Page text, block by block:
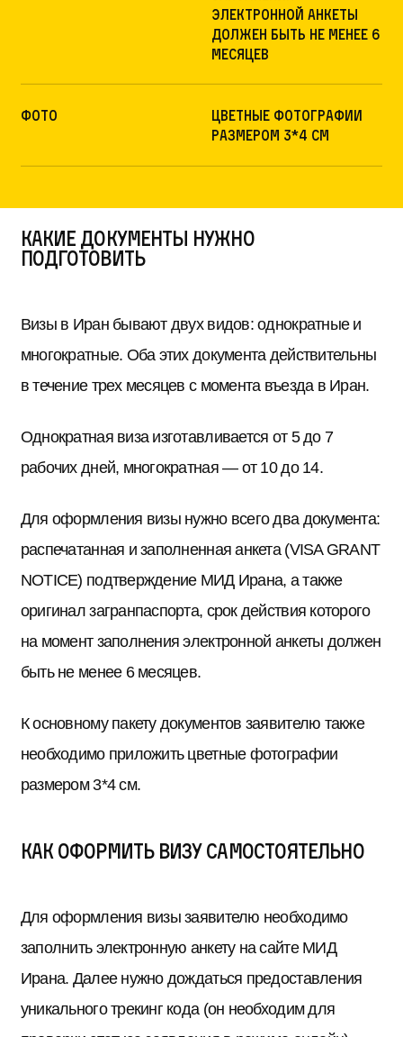
электронной анкеты
должен быть не менее 6
месяцев
Фото
Цветные фотографии
размером 3*4 см
Какие документы нужно
подготовить
Визы в Иран бывают двух видов: однократные и
многократные. Оба этих документа действительны
в течение трех месяцев с момента въезда в Иран.
Однократная виза изготавливается от 5 до 7
рабочих дней, многократная — от 10 до 14.
Для оформления визы нужно всего два документа:
распечатанная и заполненная анкета (VISA GRANT
NOTICE) подтверждение МИД Ирана, а также
оригинал загранпаспорта, срок действия которого
на момент заполнения электронной анкеты должен
быть не менее 6 месяцев.
К основному пакету документов заявителю также
необходимо приложить цветные фотографии
размером 3*4 см.
Как оформить визу самостоятельно
Для оформления визы заявителю необходимо
заполнить электронную анкету на сайте МИД
Ирана. Далее нужно дождаться предоставления
уникального трекинг кода (он необходим для